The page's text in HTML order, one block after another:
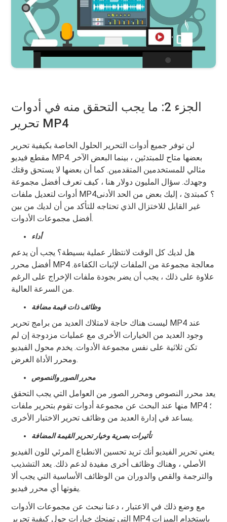
الجزء 2: ما يجب التحقق منه في أدوات
تحرير MP4
لن توفر جميع أدوات التحرير الحلول الخاصة بكيفية تحرير
مقطع فيديو MP4. بعضها متاح للمبتدئين ، بينما البعض الآخر
مثالي للمستخدمين المتقدمين. كما أن بعضها لا يستحق وقتك
وجهدك. سؤال المليون دولار هنا ، كيف تعرف أفضل مجموعة
أدوات لتعديل ملفات MP4؟ كمبتدئ ، إليك بعض من الحد الأدنى
غير القابل للاختزال الذي تحتاجه للتأكد من أن لديك من بين
أفضل مجموعات الأدوات.
أداء
هل لديك كل الوقت لانتظار عملية بسيطة؟ يجب أن يدعم
أفضل محرر MP4 معالجة مجموعة من الملفات لإثبات الكفاءة.
علاوة على ذلك ، يجب أن يضر بجودة ملفات الإخراج على الرغم
من السرعة العالية.
وظائف ذات قيمة مضافة
ليست هناك حاجة لامتلاك العديد من برامج تحرير MP4 عند
وجود العديد من الخيارات الأخرى مع عمليات مزدوجة إن لم
تكن ثلاثية على نفس مجموعة الأدوات. يخدم محول الفيديو
ومحرر الأداة الغرض.
محرر الصور والنصوص
يعد محرر النصوص ومحرر الصور من العوامل التي يجب التحقق
منها عند البحث عن مجموعة أدوات تقوم بتحرير ملفات MP4 ؛
يساعد في إدارة العديد من وظائف تحرير الاختبار الأخرى.
تأثيرات بصرية وخيار تحرير القيمة المضافة
يعني تحرير الفيديو أنك تريد تحسين الانطباع المرئي للون الفيديو
الأصلي ، وهناك وظائف أخرى مفيدة لدعم ذلك. يعد التشذيب
والترجمة والقص والدوران من الوظائف الأساسية التي يجب ألا
يفوتها أي محرر فيديو.
مع وضع ذلك في الاعتبار ، دعنا نبحث عن مجموعات الأدوات
التي تمنحك خيارات حول كيفية تحرير MP4 باستخدام الميزات